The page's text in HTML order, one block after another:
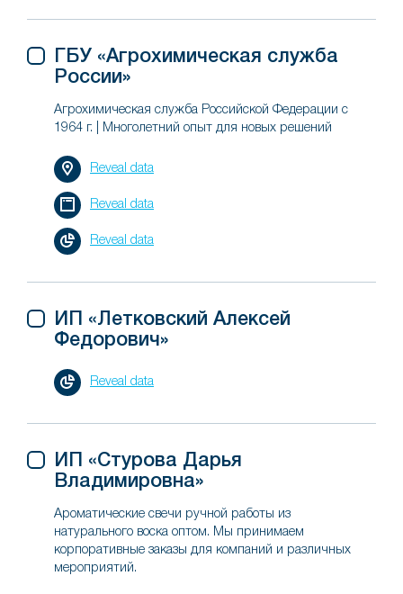
ГБУ «Агрохимическая служба
России»
Агрохимическая служба Российской Федерации с
1964 г. | Многолетний опыт для новых решений
Reveal data
Reveal data
Reveal data
ИП «Летковский Алексей
Федорович»
Reveal data
ИП «Стурова Дарья
Владимировна»
Ароматические свечи ручной работы из
натурального воска оптом. Мы принимаем
корпоративные заказы для компаний и различных
мероприятий.